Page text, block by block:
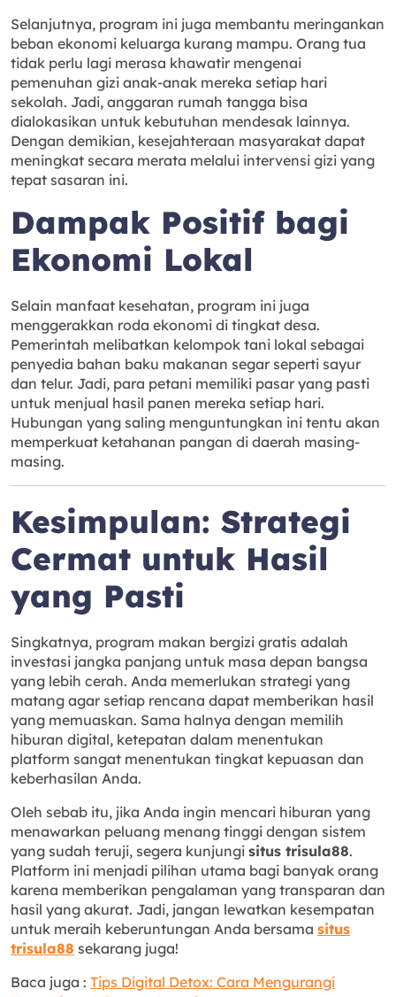
Selanjutnya, program ini juga membantu meringankan
beban ekonomi keluarga kurang mampu. Orang tua
tidak perlu lagi merasa khawatir mengenai
pemenuhan gizi anak-anak mereka setiap hari
sekolah. Jadi, anggaran rumah tangga bisa
dialokasikan untuk kebutuhan mendesak lainnya.
Dengan demikian, kesejahteraan masyarakat dapat
meningkat secara merata melalui intervensi gizi yang
tepat sasaran ini.
Dampak Positif bagi
Ekonomi Lokal
Selain manfaat kesehatan, program ini juga
menggerakkan roda ekonomi di tingkat desa.
Pemerintah melibatkan kelompok tani lokal sebagai
penyedia bahan baku makanan segar seperti sayur
dan telur. Jadi, para petani memiliki pasar yang pasti
untuk menjual hasil panen mereka setiap hari.
Hubungan yang saling menguntungkan ini tentu akan
memperkuat ketahanan pangan di daerah masing-
masing.
Kesimpulan: Strategi
Cermat untuk Hasil
yang Pasti
Singkatnya, program makan bergizi gratis adalah
investasi jangka panjang untuk masa depan bangsa
yang lebih cerah. Anda memerlukan strategi yang
matang agar setiap rencana dapat memberikan hasil
yang memuaskan. Sama halnya dengan memilih
hiburan digital, ketepatan dalam menentukan
platform sangat menentukan tingkat kepuasan dan
keberhasilan Anda.
Oleh sebab itu, jika Anda ingin mencari hiburan yang
menawarkan peluang menang tinggi dengan sistem
yang sudah teruji, segera kunjungi situs trisula88.
Platform ini menjadi pilihan utama bagi banyak orang
karena memberikan pengalaman yang transparan dan
hasil yang akurat. Jadi, jangan lewatkan kesempatan
untuk meraih keberuntungan Anda bersama situs
trisula88 sekarang juga!
Baca juga : Tips Digital Detox: Cara Mengurangi